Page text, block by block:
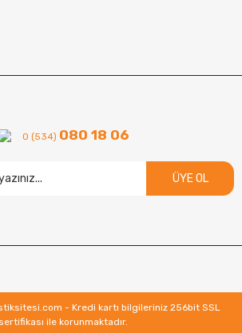
0 (534) 080 18 06
ÜYE OL
- Kredi kartı bilgileriniz 256bit SSL
ile korunmaktadır.